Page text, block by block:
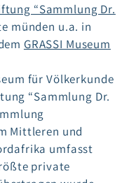
“Sammlung Dr.
münden u.a. in
GRASSI Museum
für Völkerkunde
“Sammlung Dr.
Mittleren und
umfasst
private